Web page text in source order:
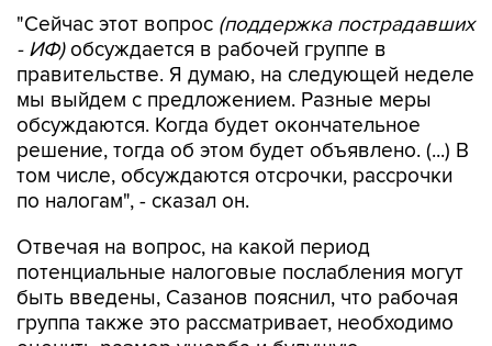
"Сейчас этот вопрос (поддержка пострадавших
- ИФ)обсуждается в рабочей группе в
правительстве. Я думаю, на следующей неделе
мы выйдем с предложением. Разные меры
обсуждаются. Когда будет окончательное
решение, тогда об этом будет объявлено. (...) В
том числе, обсуждаются отсрочки, рассрочки
по налогам", - сказал он.
Отвечая на вопрос, на какой период
потенциальные налоговые послабления могут
быть введены, Сазанов пояснил, что рабочая
группа также это рассматривает, необходимо